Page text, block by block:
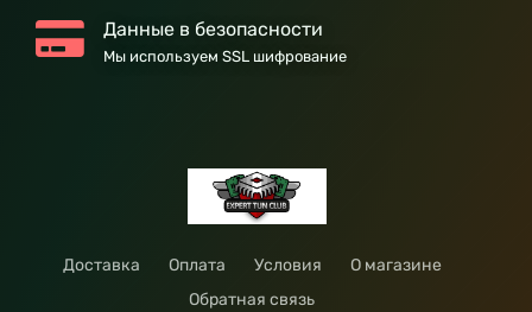
Данные в безопасности
Мы используем SSL шифрование
Доставка Оплата Условия
О магазине
Обратная связь